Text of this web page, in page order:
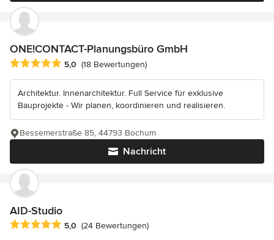
ONE!CONTACT-Planungsbüro GmbH
Durchschnittliche Bewertung: 5 von 5 Sternen
5,0 (18 Bewertungen)
Architektur. Innenarchitektur. Full Service für exklusive
Bauprojekte - Wir planen, koordinieren und realisieren.
Nachricht
Bessemerstraße 85, 44793 Bochum
AID-Studio
Durchschnittliche Bewertung: 5 von 5 Sternen
5,0 (24 Bewertungen)